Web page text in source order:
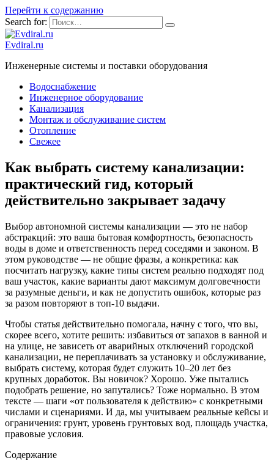
Перейти к содержанию
Search for:
Evdiral.ru
Инженерные системы и поставки оборудования
Водоснабжение
Инженерное оборудование
Канализация
Монтаж и обслуживание систем
Отопление
Свежее
Как выбрать систему канализации:
практический гид, который
действительно закрывает задачу
Выбор автономной системы канализации — это не набор
абстракций: это ваша бытовая комфортность, безопасность
воды в доме и ответственность перед соседями и законом. В
этом руководстве — не общие фразы, а конкретика: как
посчитать нагрузку, какие типы систем реально подходят под
ваш участок, какие варианты дают максимум долговечности
за разумные деньги, и как не допустить ошибок, которые раз
за разом повторяют в топ-10 выдачи.
Чтобы статья действительно помогала, начну с того, что вы,
скорее всего, хотите решить: избавиться от запахов в ванной и
на улице, не зависеть от аварийных отключений городской
канализации, не переплачивать за установку и обслуживание,
выбрать систему, которая будет служить 10–20 лет без
крупных доработок. Вы новичок? Хорошо. Уже пытались
подобрать решение, но запутались? Тоже нормально. В этом
тексте — шаги «от пользователя к действию» с конкретными
числами и сценариями. И да, мы учитываем реальные кейсы и
ограничения: грунт, уровень грунтовых вод, площадь участка,
правовые условия.
Содержание